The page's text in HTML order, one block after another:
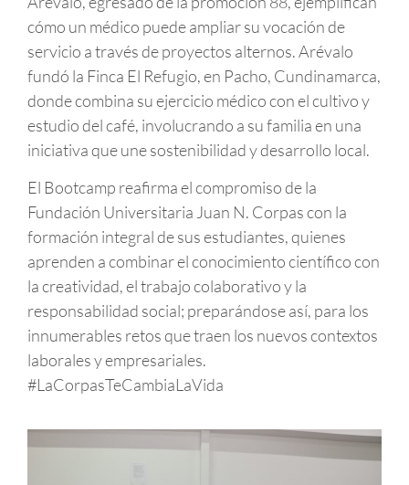
cómo un médico puede ampliar su vocación de
servicio a través de proyectos alternos. Arévalo
fundó la Finca El Refugio, en Pacho, Cundinamarca,
donde combina su ejercicio médico con el cultivo y
estudio del café, involucrando a su familia en una
iniciativa que une sostenibilidad y desarrollo local.
El Bootcamp reafirma el compromiso de la
Fundación Universitaria Juan N. Corpas con la
formación integral de sus estudiantes, quienes
aprenden a combinar el conocimiento científico con
la creatividad, el trabajo colaborativo y la
responsabilidad social; preparándose así, para los
innumerables retos que traen los nuevos contextos
laborales y empresariales.
#LaCorpasTeCambiaLaVida